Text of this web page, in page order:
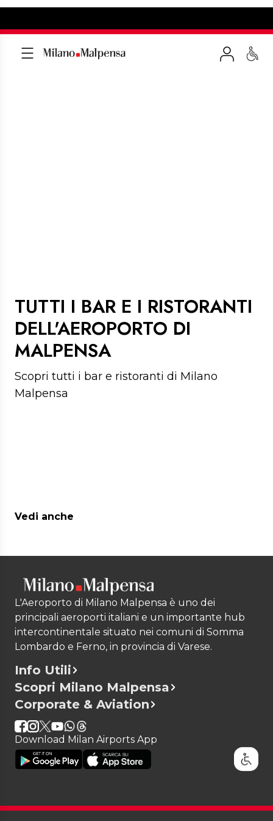
TUTTI I BAR E I RISTORANTI
DELL'AEROPORTO DI
MALPENSA
Scopri tutti i bar e ristoranti di Milano
Malpensa
Vedi anche
L'Aeroporto di Milano Malpensa è uno dei
principali aeroporti italiani e un importante hub
intercontinentale situato nei comuni di Somma
Lombardo e Ferno, in provincia di Varese.
Info Utili
Scopri Milano Malpensa
Corporate & Aviation
Download Milan Airports App